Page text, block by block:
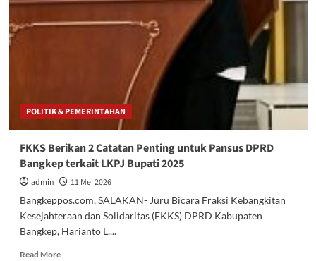
Bangkep
Minta
POLITIK & PEMERINTAHAN
FKKS Berikan 2 Catatan Penting untuk Pansus DPRD
Bangkep terkait LKPJ Bupati 2025
admin
11 Mei 2026
Bangkeppos.com, SALAKAN- Juru Bicara Fraksi Kebangkitan
Kesejahteraan dan Solidaritas (FKKS) DPRD Kabupaten
Bangkep, Harianto L....
Read MoreRead